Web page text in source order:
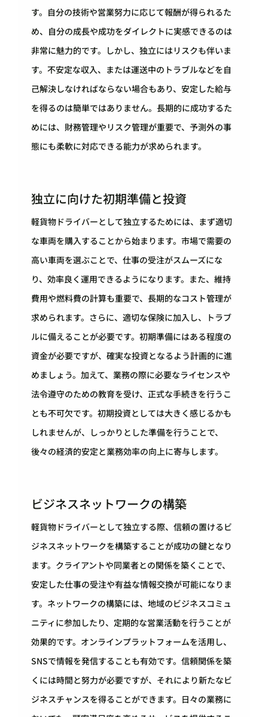
す。自分の技術や営業努力に応じて報酬が得られるた
め、自分の成長や成功をダイレクトに実感できるのは
非常に魅力的です。しかし、独立にはリスクも伴いま
す。不安定な収入、または運送中のトラブルなどを自
己解決しなければならない場合もあり、安定した給与
を得るのは簡単ではありません。長期的に成功するた
めには、財務管理やリスク管理が重要で、予測外の事
態にも柔軟に対応できる能力が求められます。
独立に向けた初期準備と投資
軽貨物ドライバーとして独立するためには、まず適切
な車両を購入することから始まります。市場で需要の
高い車両を選ぶことで、仕事の受注がスムーズにな
り、効率良く運用できるようになります。また、維持
費用や燃料費の計算も重要で、長期的なコスト管理が
求められます。さらに、適切な保険に加入し、トラブ
ルに備えることが必要です。初期準備にはある程度の
資金が必要ですが、確実な投資となるよう計画的に進
めましょう。加えて、業務の際に必要なライセンスや
法令遵守のための教育を受け、正式な手続きを行うこ
とも不可欠です。初期投資としては大きく感じるかも
しれませんが、しっかりとした準備を行うことで、
後々の経済的安定と業務効率の向上に寄与します。
ビジネスネットワークの構築
軽貨物ドライバーとして独立する際、信頼の置けるビ
ジネスネットワークを構築することが成功の鍵となり
ます。クライアントや同業者との関係を築くことで、
安定した仕事の受注や有益な情報交換が可能になりま
す。ネットワークの構築には、地域のビジネスコミュ
ニティに参加したり、定期的な営業活動を行うことが
効果的です。オンラインプラットフォームを活用し、
SNSで情報を発信することも有効です。信頼関係を築
くには時間と努力が必要ですが、それにより新たなビ
ジネスチャンスを得ることができます。日々の業務に